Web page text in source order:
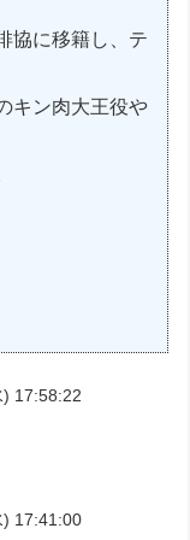
協に移籍し、テ
キン肉大王役や
) 17:58:22
) 17:41:00